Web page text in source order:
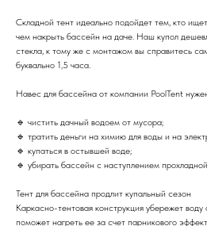
Складной тент идеально подойдет тем, кто
чем накрыть бассейн на даче. Наш купол
стекла, к тому же с монтажом вы справитесь
буквально 1,5 часа.
Навес для бассейна от компании РооlТеnt
🔹 чистить дачный водоем от мусора;
🔹 тратить деньги на химию для воды и на
🔹 купаться в остывшей воде;
🔹 убирать бассейн с наступлением
Тент для бассейна продлит купальный сезон
Каркасно-тентовая конструкция убережет
поможет нагреть ее за счет парникового